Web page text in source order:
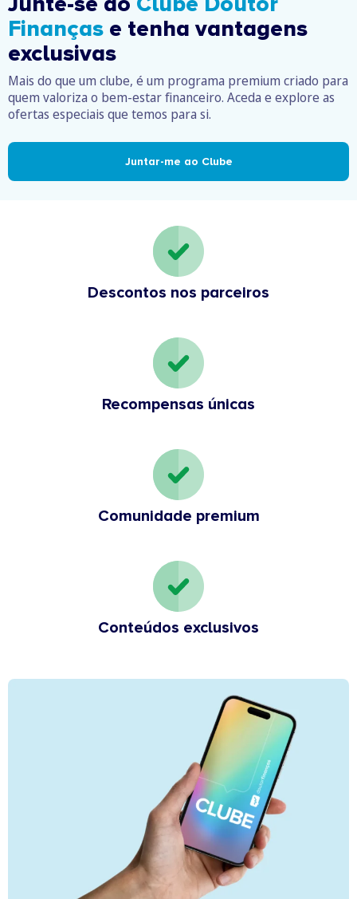
Finanças e tenha vantagens
exclusivas
Mais do que um clube, é um programa premium criado para
quem valoriza o bem-estar financeiro. Aceda e explore as
ofertas especiais que temos para si.
Juntar-me ao Clube
Descontos nos parceiros
Recompensas únicas
Comunidade premium
Conteúdos exclusivos